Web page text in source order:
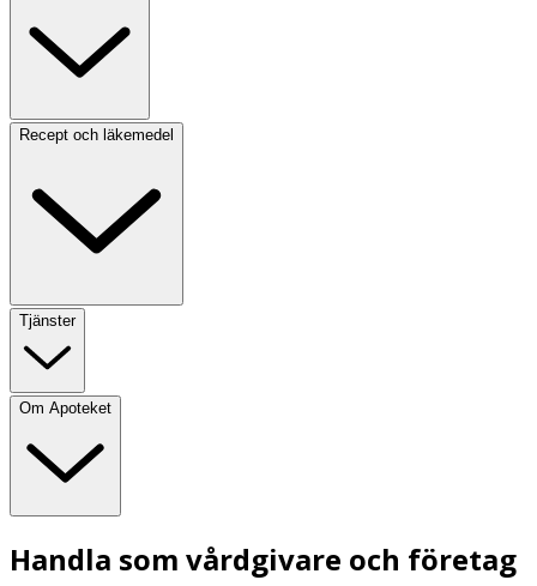
Recept och läkemedel
Tjänster
Om Apoteket
Handla som vårdgivare och företag